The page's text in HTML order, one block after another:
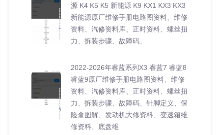
源 K4 K5 K5 新能源 K9 KX1 KX3 KX3
新能源原厂维修手册电路图资料、维修
资料、汽修资料库、正时资料、螺丝扭
力、拆装步骤、故障码、
2022-2026年睿蓝系列X3 睿蓝7 睿蓝8
睿蓝9原厂维修手册电路图资料、维修
资料、汽修资料库、正时资料、螺丝扭
力、拆装步骤、故障码、针脚定义、保
险盒图解、发动机大修资料、变速箱维
修资料、底盘维